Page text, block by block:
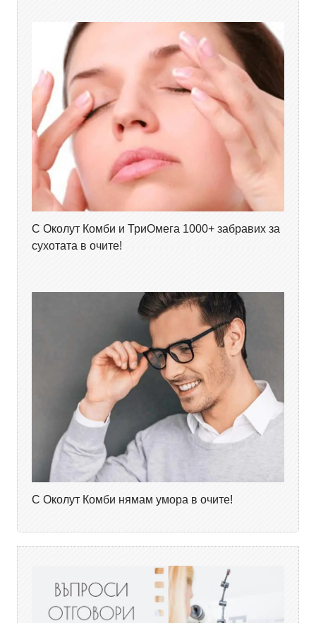
С Околут Комби и ТриОмега 1000+ забравих за
сухотата в очите!
С Околут Комби нямам умора в очите!